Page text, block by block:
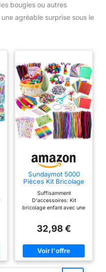
bougies ou autres
agréable surprise sous le
Sundaymot 5000
Pièces Kit Bricolage
Manuelle Enfant
Suffisamment
D'accessoires: Kit
bricolage enfant avec une
tuyaux de couleur,
plumes, bâtonnets de
sorbet colorés, papier fait
main, autocollants 3D,
32,98 €